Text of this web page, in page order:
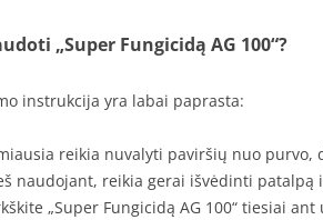
„Super Fungicidą AG 100“?
instrukcija yra labai paprasta:
reikia nuvalyti paviršių nuo purvo,
naudojant, reikia gerai išvėdinti
„Super Fungicidą AG 100“ tiesiai